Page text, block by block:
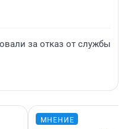
за отказ от службы
МНЕНИЕ